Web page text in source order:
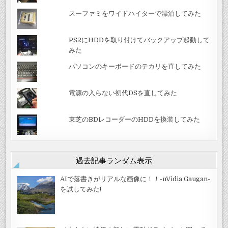
スーファミをワイドハイターで漂泊してみた
PS2にHDDを取り付けてバックアップ起動して
みた
パソコンのキーボードのテカリを直してみた
電源の入らない初代DSを直してみた
東芝のBDレコーダーのHDDを換装してみた
過去記事ランダム表示
AIで落書きがリアルな画像に！！-nVidia Gaugan-
を試してみた!